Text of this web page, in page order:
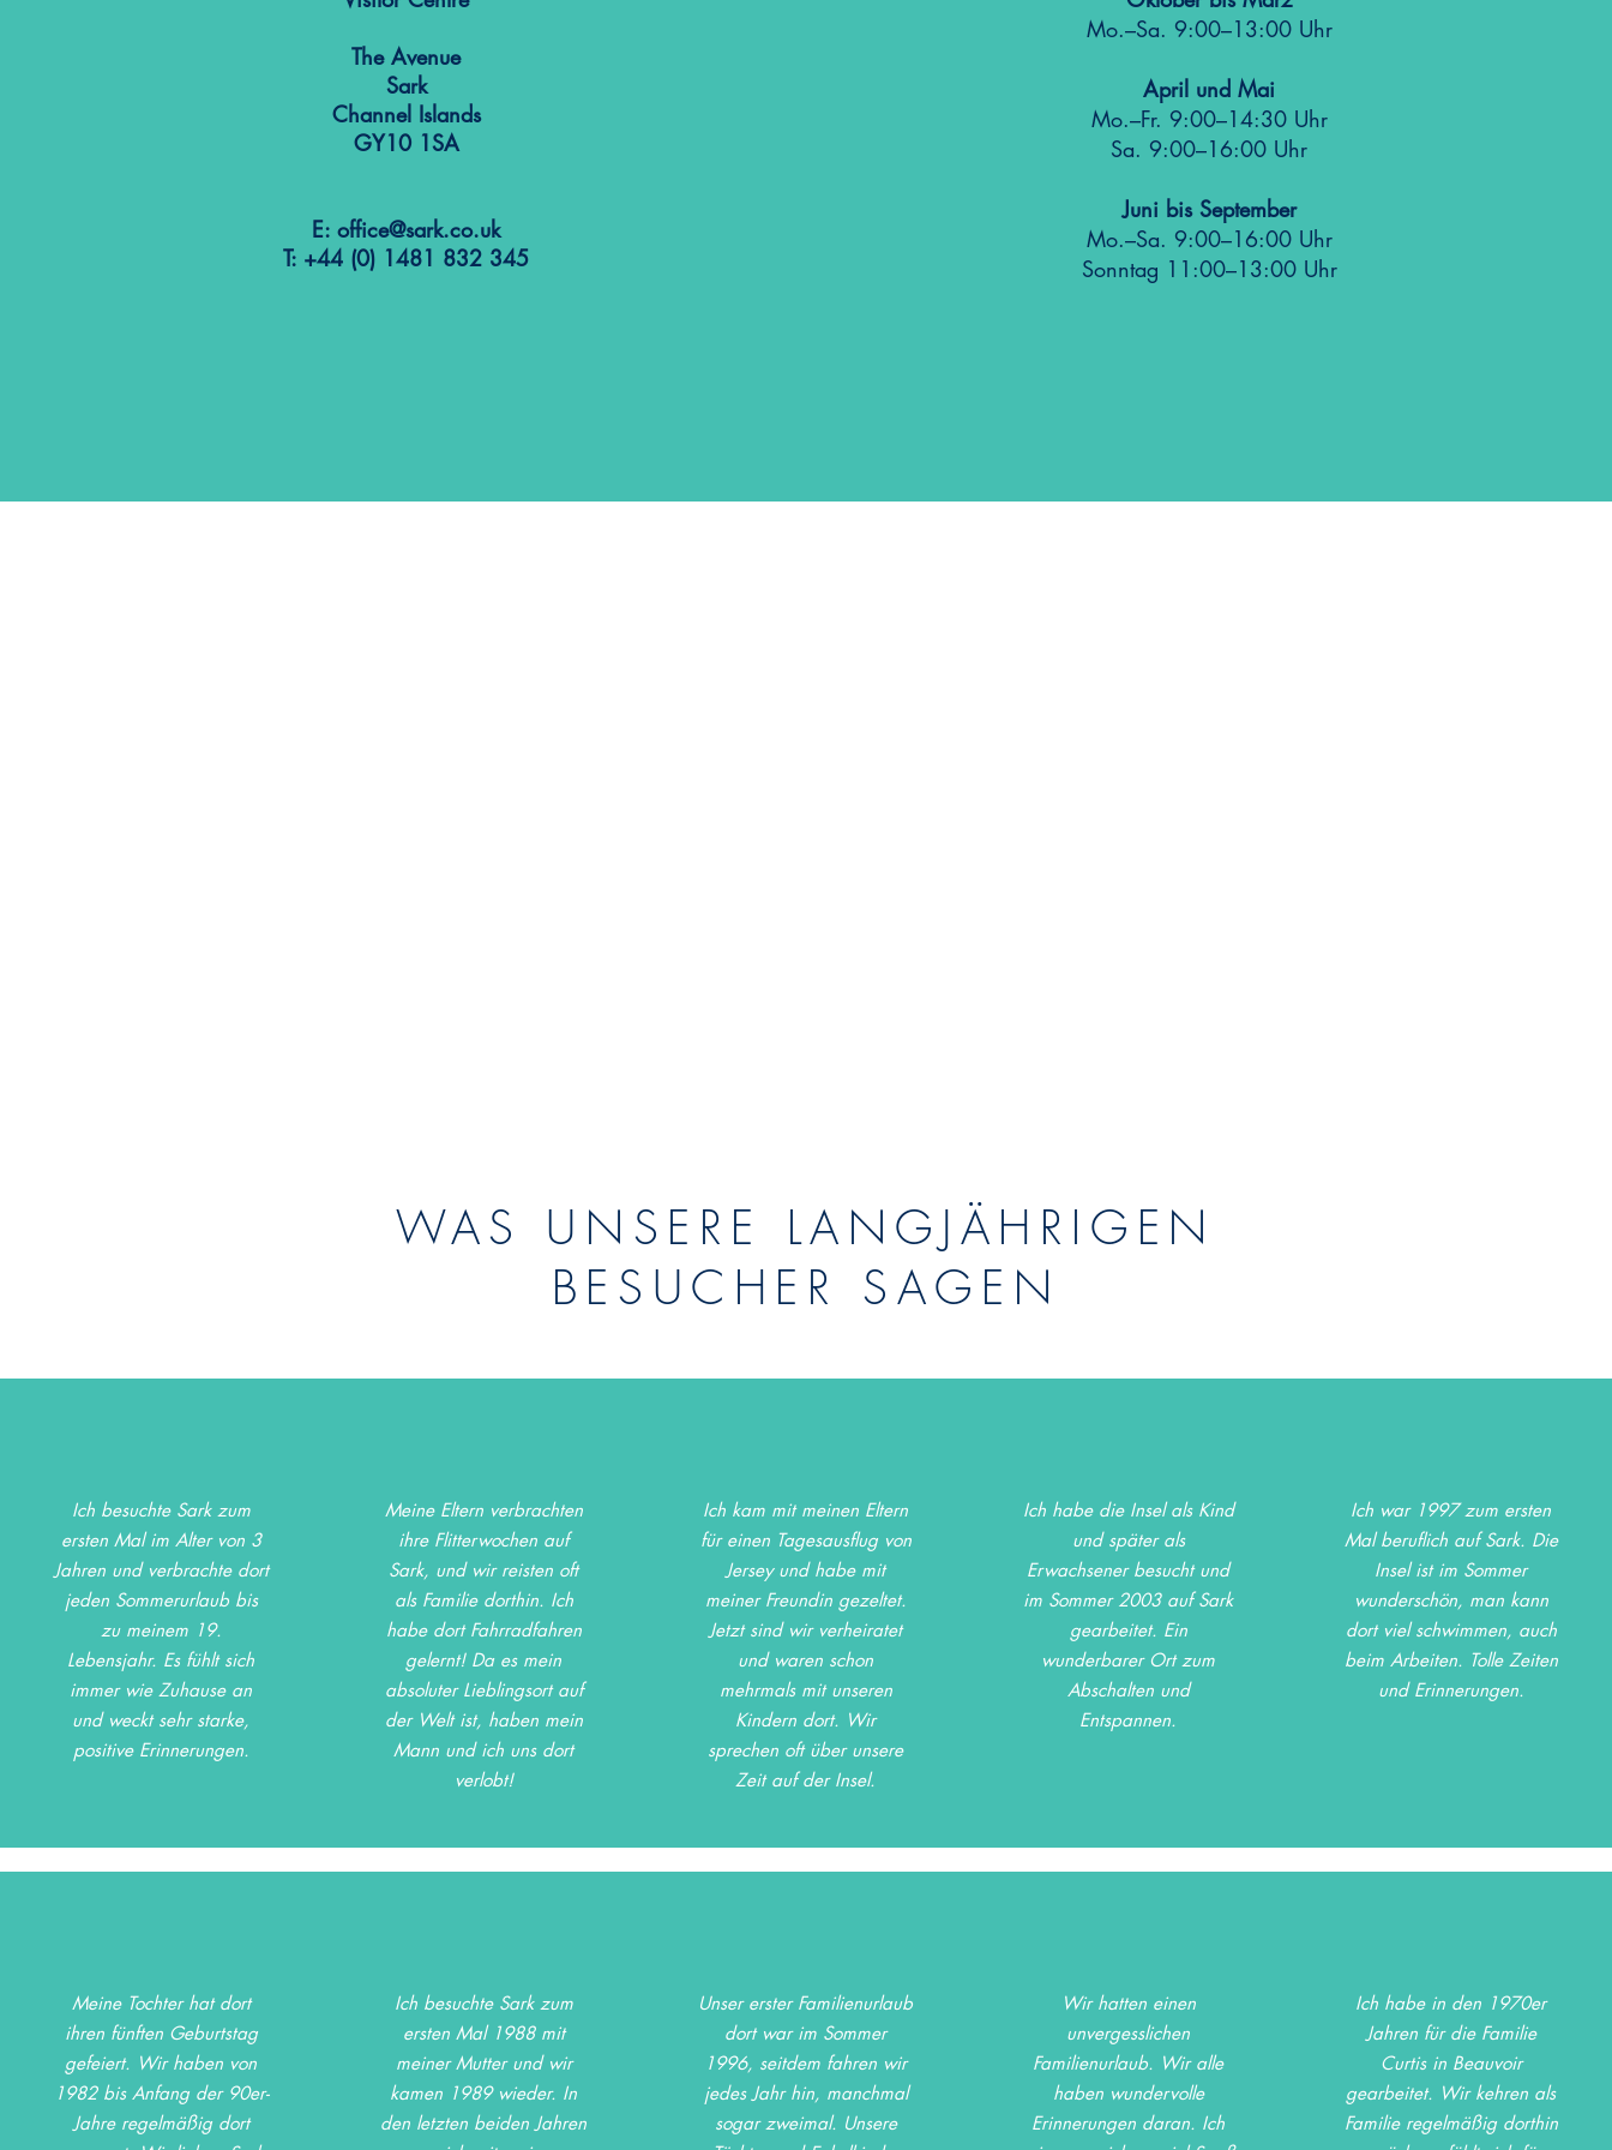
The Avenue
Sark
Channel Islands
GY10 1SA
E: office@sark.co.uk
T: +44 (0) 1481 832 345
Mo.–Sa. 9:00–13:00 Uhr
April und Mai
Mo.–Fr. 9:00–14:30 Uhr
Sa. 9:00–16:00 Uhr
Juni bis September
Mo.–Sa. 9:00–16:00 Uhr
Sonntag 11:00–13:00 Uhr
WAS UNSERE LANGJÄHRIGEN
BESUCHER SAGEN
Ich besuchte Sark zum
ersten Mal im Alter von 3
Jahren und verbrachte dort
jeden Sommerurlaub bis
zu meinem 19.
Lebensjahr. Es fühlt sich
immer wie Zuhause an
und weckt sehr starke,
positive Erinnerungen.
Meine Eltern verbrachten
ihre Flitterwochen auf
Sark, und wir reisten oft
als Familie dorthin. Ich
habe dort Fahrradfahren
gelernt! Da es mein
absoluter Lieblingsort auf
der Welt ist, haben mein
Mann und ich uns dort
verlobt!
Ich kam mit meinen Eltern
für einen Tagesausflug von
Jersey und habe mit
meiner Freundin gezeltet.
Jetzt sind wir verheiratet
und waren schon
mehrmals mit unseren
Kindern dort. Wir
sprechen oft über unsere
Zeit auf der Insel.
Ich habe die Insel als Kind
und später als
Erwachsener besucht und
im Sommer 2003 auf Sark
gearbeitet. Ein
wunderbarer Ort zum
Abschalten und
Entspannen.
Ich war 1997 zum ersten
Mal beruflich auf Sark. Die
Insel ist im Sommer
wunderschön, man kann
dort viel schwimmen, auch
beim Arbeiten. Tolle Zeiten
und Erinnerungen.
Meine Tochter hat dort
ihren fünften Geburtstag
gefeiert. Wir haben von
1982 bis Anfang der 90er-
Jahre regelmäßig dort
Ich besuchte Sark zum
ersten Mal 1988 mit
meiner Mutter und wir
kamen 1989 wieder. In
den letzten beiden Jahren
Unser erster Familienurlaub
dort war im Sommer
1996, seitdem fahren wir
jedes Jahr hin, manchmal
sogar zweimal. Unsere
Wir hatten einen
unvergesslichen
Familienurlaub. Wir alle
haben wundervolle
Erinnerungen daran. Ich
Ich habe in den 1970er
Jahren für die Familie
Curtis in Beauvoir
gearbeitet. Wir kehren als
Familie regelmäßig dorthin